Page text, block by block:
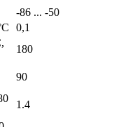
-86 ... -50
0,1
180
90
1.4